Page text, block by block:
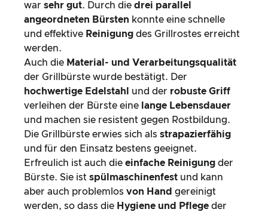
war sehr gut. Durch die drei parallel
angeordneten Bürsten konnte eine schnelle
und effektive Reinigung des Grillrostes erreicht
werden.
Auch die Material- und Verarbeitungsqualität
der Grillbürste wurde bestätigt. Der
hochwertige Edelstahl
und der robuste Griff
verleihen der Bürste eine lange Lebensdauer
und machen sie resistent gegen Rostbildung.
Die Grillbürste erwies sich als strapazierfähig
und für den Einsatz bestens geeignet.
Erfreulich ist auch die einfache Reinigung der
Bürste. Sie ist spülmaschinenfest und kann
aber auch problemlos von Hand gereinigt
werden, so dass die Hygiene und Pflege der